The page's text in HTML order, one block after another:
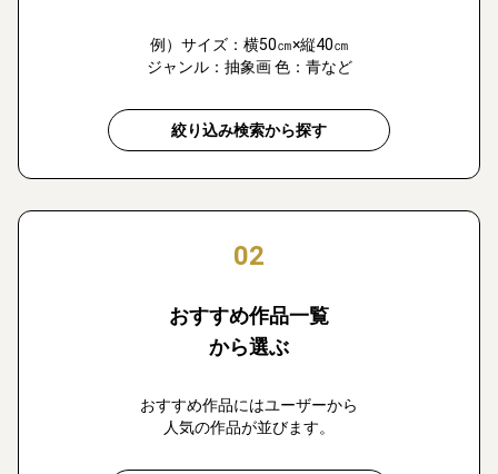
例）サイズ：横50㎝×縦40㎝
ジャンル：抽象画 色：青など
絞り込み検索から探す
02
おすすめ作品一覧
から選ぶ
おすすめ作品にはユーザーから
人気の作品が並びます。